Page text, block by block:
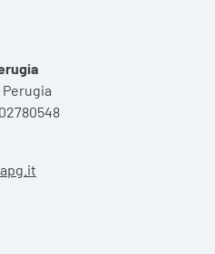
Perugia